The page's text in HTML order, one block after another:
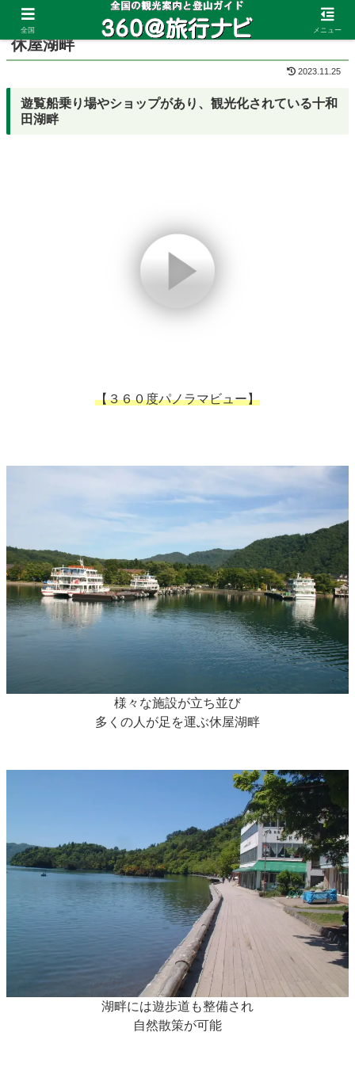
ホーム 青森県 十和田湖
休屋湖畔
2023.11.25
遊覧船乗り場やショップがあり、観光化されている十和
田湖畔
【３６０度パノラマビュー】
様々な施設が立ち並び
多くの人が足を運ぶ休屋湖畔
湖畔には遊歩道も整備され
自然散策が可能
全国 メニュー